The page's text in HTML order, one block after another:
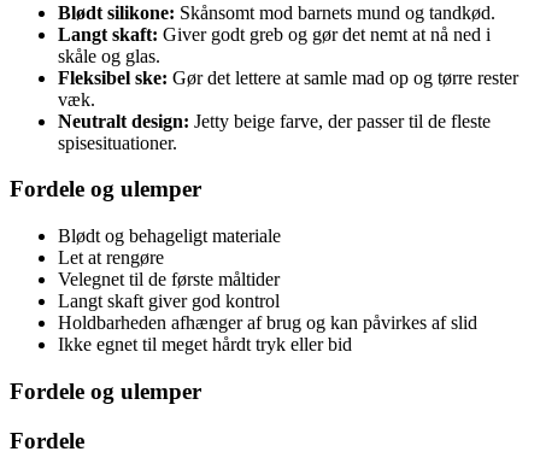
Blødt silikone: Skånsomt mod barnets mund og tandkød.
Langt skaft: Giver godt greb og gør det nemt at nå ned i
skåle og glas.
Fleksibel ske: Gør det lettere at samle mad op og tørre rester
væk.
Neutralt design: Jetty beige farve, der passer til de fleste
spisesituationer.
Fordele og ulemper
Blødt og behageligt materiale
Let at rengøre
Velegnet til de første måltider
Langt skaft giver god kontrol
Holdbarheden afhænger af brug og kan påvirkes af slid
Ikke egnet til meget hårdt tryk eller bid
Fordele og ulemper
Fordele